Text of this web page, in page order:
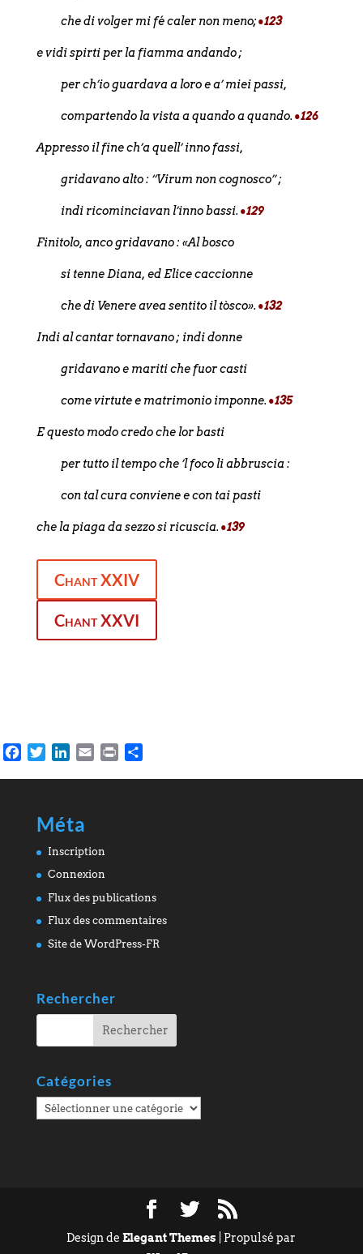
che di volger mi fé caler non meno;•123
e vidi spirti per la fiamma andando ;
per ch’io guardava a loro e a’ miei passi,
compartendo la vista a quando a quando. •126
Appresso il fine ch’a quell’ inno fassi,
gridavano alto : “Virum non cognosco”;
indi ricominciavan l’inno bassi. •129
Finitolo, anco gridavano : «Al bosco
si tenne Diana, ed Elice caccionne
che di Venere avea sentito il tòsco». •132
Indi al cantar tornavano ; indi donne
gridavano e mariti che fuor casti
come virtute e matrimonio imponne. •135
E questo modo credo che lor basti
per tutto il tempo che ’l foco li abbruscia :
con tal cura conviene e con tai pasti
che la piaga da sezzo si ricuscia. •139
Chant XXIV
Chant XXVI
Facebook
TwitterLinkedIn
EmailPrint
Méta
Inscription
Connexion
Flux des publications
Flux des commentaires
Site de WordPress-FR
Rechercher
Catégories
Catégories
Design deElegant Themes | Propulsé par